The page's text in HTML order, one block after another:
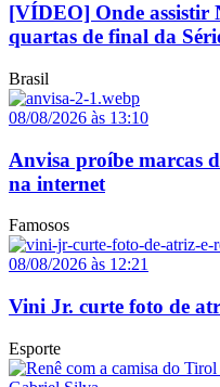
[VÍDEO] Onde assistir
quartas de final da
Brasil
08/08/2026 às 13:10
Anvisa proíbe marcas
na internet
Famosos
08/08/2026 às 12:21
Vini Jr. curte foto de
Esporte